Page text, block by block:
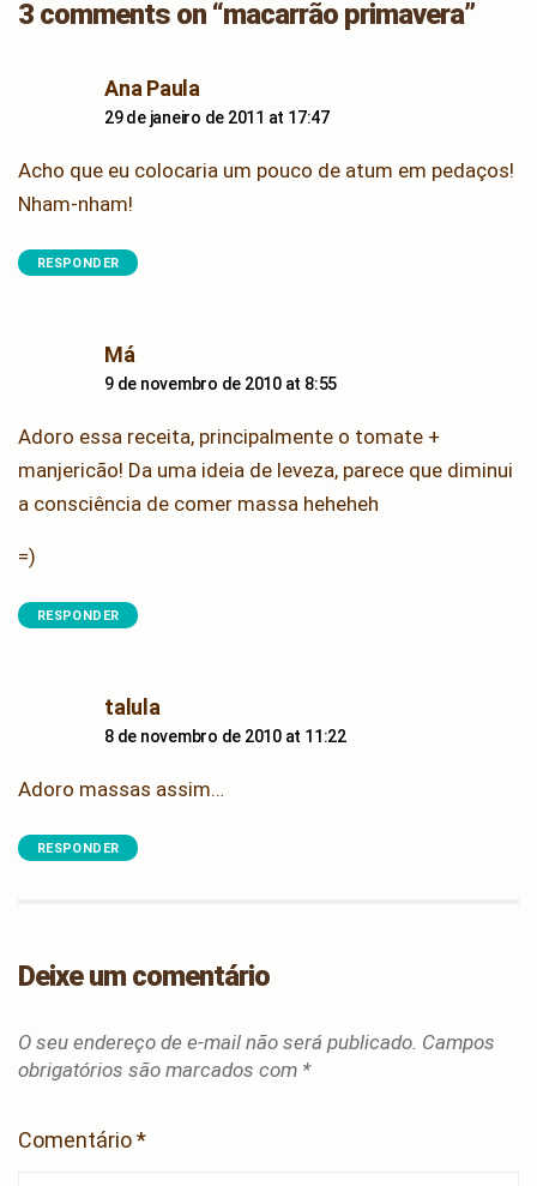
3 comments on “macarrão primavera”
Ana Paulasays:
29 de janeiro de 2011 at 17:47
Acho que eu colocaria um pouco de atum em pedaços!
Nham-nham!
RESPONDER
Másays:
9 de novembro de 2010 at 8:55
Adoro essa receita, principalmente o tomate +
manjericão! Da uma ideia de leveza, parece que diminui
a consciência de comer massa heheheh
=)
RESPONDER
talulasays:
8 de novembro de 2010 at 11:22
Adoro massas assim…
RESPONDER
Deixe um comentário
O seu endereço de e-mail não será publicado. Campos
obrigatórios são marcados com *
Comentário*